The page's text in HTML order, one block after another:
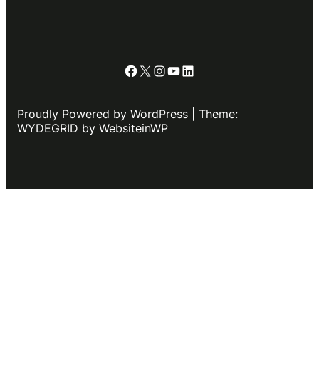
Facebook
X Instagram
YouTube
LinkedIn
Proudly Powered by WordPress | Theme:
WYDEGRID by WebsiteinWP